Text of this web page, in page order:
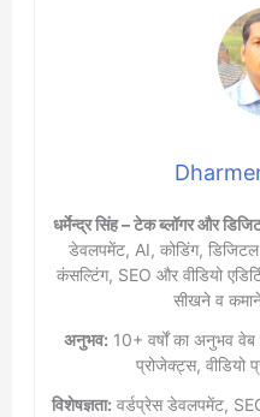
धर्मेन्द्र सिंह – टेक ब्लॉगर और
डेवलपमेंट, AI, कोडिंग, डिजिटल
कंसल्टिंग, SEO और वीडियो
सीखने व
अनुभव: 10+ वर्षों का अनुभव
प्रोजेक्ट्स, वीडियो
विशेषज्ञता: वर्डप्रेस डेवलपमेंट,